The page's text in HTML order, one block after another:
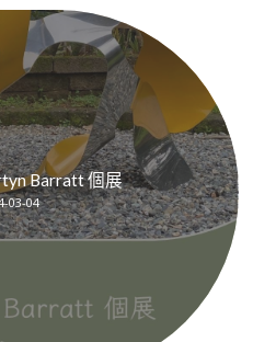
Barratt 個展
03-04